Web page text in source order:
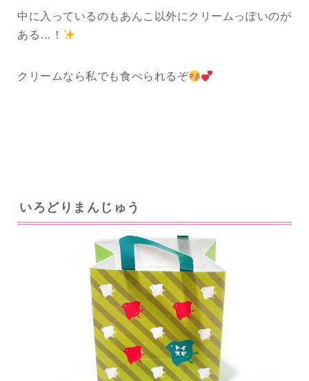
中に入っているのもあんこ以外にクリームっぽいのが
ある…！
クリームなら私でも食べられるぞ
いろどりまんじゅう